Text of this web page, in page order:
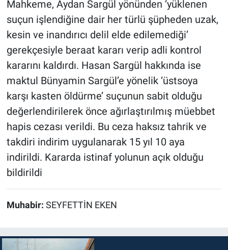
Mahkeme, Aydan Sargül yönünden ‘yüklenen
suçun işlendiğine dair her türlü şüpheden uzak,
kesin ve inandırıcı delil elde edilemediği’
gerekçesiyle beraat kararı verip adli kontrol
kararını kaldırdı. Hasan Sargül hakkında ise
maktul Bünyamin Sargül’e yönelik ‘üstsoya
karşı kasten öldürme’ suçunun sabit olduğu
değerlendirilerek önce ağırlaştırılmış müebbet
hapis cezası verildi. Bu ceza haksız tahrik ve
takdiri indirim uygulanarak 15 yıl 10 aya
indirildi. Kararda istinaf yolunun açık olduğu
bildirildi
Muhabir: SEYFETTİN EKEN